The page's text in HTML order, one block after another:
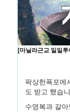
[마닐라근교 일일
팍상한폭포에
도 받고 했습
수영복과 갈